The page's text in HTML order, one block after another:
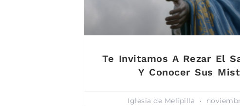
Te Invitamos A Rezar El
Y Conocer Sus
Iglesia de Melipilla